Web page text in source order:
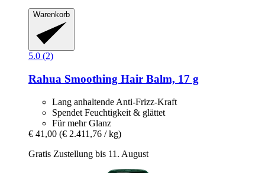
Warenkorb
5.0 (2)
Rahua Smoothing Hair Balm, 17 g
Lang anhaltende Anti-Frizz-Kraft
Spendet Feuchtigkeit & glättet
Für mehr Glanz
€ 41,00 (€ 2.411,76 / kg)
Gratis Zustellung bis 11. August